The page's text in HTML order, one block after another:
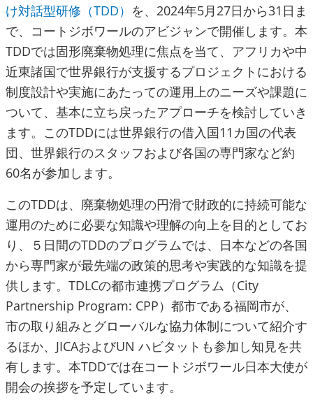
け対話型研修（TDD） を、2024年5月27日から31日ま
で、コートジボワールのアビジャンで開催します。本
TDDでは固形廃棄物処理に焦点を当て、アフリカや中
近東諸国で世界銀行が支援するプロジェクトにおける
制度設計や実施にあたっての運用上のニーズや課題に
ついて、基本に立ち戻ったアプローチを検討していき
ます。このTDDには世界銀行の借入国11カ国の代表
団、世界銀行のスタッフおよび各国の専門家など約
60名が参加します。
このTDDは、廃棄物処理の円滑で財政的に持続可能な
運用のために必要な知識や理解の向上を目的としてお
り、５日間のTDDのプログラムでは、日本などの各国
から専門家が最先端の政策的思考や実践的な知識を提
供します。TDLCの都市連携プログラム（City
Partnership Program: CPP）都市である福岡市が、
市の取り組みとグローバルな協力体制について紹介す
るほか、JICAおよびUN ハビタットも参加し知見を共
有します。本TDDでは在コートジボワール日本大使が
開会の挨拶を予定しています。